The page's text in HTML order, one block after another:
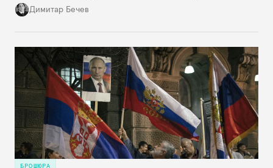
состоянии. Для этого Кремлю достаточно
оказалась не очень щедра на финансовую
помощь Республике Сербской. Но она, судя по
всему, одержала победу в битве за сердца и умы
боснийских сербов.
Димитар Бечев
БРОШЮРА